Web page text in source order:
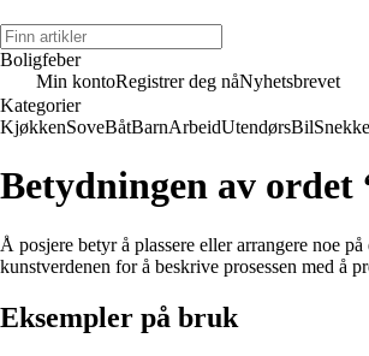
Boligfeber
Min kontoRegistrer deg nåNyhetsbrevet
Kategorier
KjøkkenSoveBåtBarnArbeidUtendørsBil
Betydningen av ordet
Å posjere betyr å plassere eller arrangere noe
kunstverdenen for å beskrive prosessen med å
Eksempler på bruk